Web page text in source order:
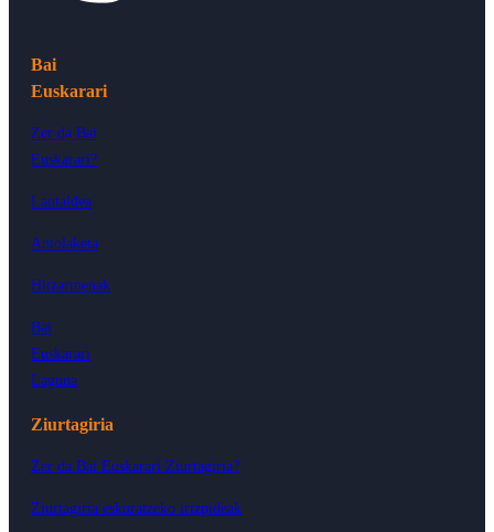
Bai
Euskarari
Zer da Bai
Euskarari?
Lantaldea
Antolaketa
Hitzarmenak
Bai
Euskarari
Laguna
Ziurtagiria
Zer da Bai Euskarari Ziurtagiria?
Ziurtagiria eskuratzeko irizpideak